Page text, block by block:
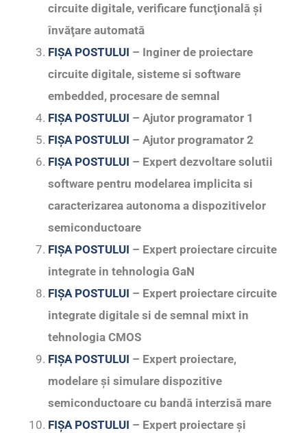
circuite digitale, verificare funcţională şi
învăţare automată
FIȘA POSTULUI – Inginer de proiectare
circuite digitale, sisteme si software
embedded, procesare de semnal
FIȘA POSTULUI – Ajutor programator 1
FIȘA POSTULUI – Ajutor programator 2
FIȘA POSTULUI – Expert dezvoltare solutii
software pentru modelarea implicita si
caracterizarea autonoma a dispozitivelor
semiconductoare
FIȘA POSTULUI – Expert proiectare circuite
integrate in tehnologia GaN
FIȘA POSTULUI – Expert proiectare circuite
integrate digitale si de semnal mixt in
tehnologia CMOS
FIȘA POSTULUI – Expert proiectare,
modelare şi simulare dispozitive
semiconductoare cu bandă interzisă mare
FIȘA POSTULUI – Expert proiectare şi